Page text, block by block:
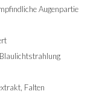
Augenpartie
Blaulichtstrahlung
Falten